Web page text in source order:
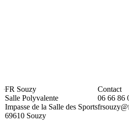
FR Souzy
Salle Polyvalente
Impasse de la Salle des Sports
69610 Souzy
Contact
06 66 86